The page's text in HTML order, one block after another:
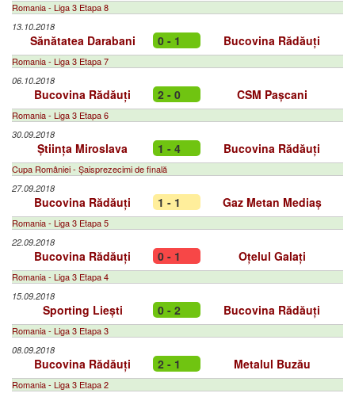
Romania - Liga 3 Etapa 8
13.10.2018
Sănătatea Darabani 0 - 1 Bucovina Rădăuți
Romania - Liga 3 Etapa 7
06.10.2018
Bucovina Rădăuți 2 - 0 CSM Pașcani
Romania - Liga 3 Etapa 6
30.09.2018
Știința Miroslava 1 - 4 Bucovina Rădăuți
Cupa României - Șaisprezecimi de finală
27.09.2018
Bucovina Rădăuți 1 - 1 Gaz Metan Mediaș
Romania - Liga 3 Etapa 5
22.09.2018
Bucovina Rădăuți 0 - 1 Oțelul Galați
Romania - Liga 3 Etapa 4
15.09.2018
Sporting Liești 0 - 2 Bucovina Rădăuți
Romania - Liga 3 Etapa 3
08.09.2018
Bucovina Rădăuți 2 - 1 Metalul Buzău
Romania - Liga 3 Etapa 2